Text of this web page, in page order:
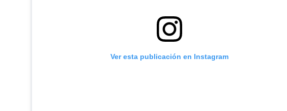
Ver esta publicación en Instagram